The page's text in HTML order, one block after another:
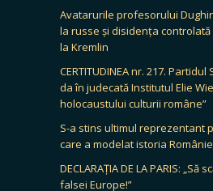
Avatarurile profesorului
la russe și disidența
la Kremlin
CERTITUDINEA nr. 217. Partidul
da în judecată Institutul Elie
holocaustului culturii române”
S-a stins ultimul reprezentant
care a modelat istoria
DECLARAȚIA DE LA PARIS: „Să
falsei Europe!”